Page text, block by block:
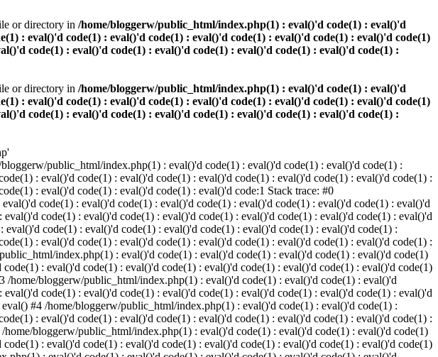
or directory in /home/bloggerw/public_html/index.php(1) : eval()'d code(1) : eval()'d
: eval()'d code(1) : eval()'d code(1) : eval()'d code(1) : eval()'d code(1) : eval()'d code(1)
code(1) : eval()'d code(1) : eval()'d code(1) : eval()'d code(1) : eval()'d code(1) :
or directory in /home/bloggerw/public_html/index.php(1) : eval()'d code(1) : eval()'d
: eval()'d code(1) : eval()'d code(1) : eval()'d code(1) : eval()'d code(1) : eval()'d code(1)
code(1) : eval()'d code(1) : eval()'d code(1) : eval()'d code(1) : eval()'d code(1) :
public_html/index.php(1) : eval()'d code(1) : eval()'d code(1) : eval()'d code(1) :
: eval()'d code(1) : eval()'d code(1) : eval()'d code(1) : eval()'d code(1) : eval()'d code(1) :
: eval()'d code(1) : eval()'d code(1) : eval()'d code:1 Stack trace: #0
code(1) : eval()'d code(1) : eval()'d code(1) : eval()'d code(1) : eval()'d code(1) : eval()'d
code(1) : eval()'d code(1) : eval()'d code(1) : eval()'d code(1) : eval()'d code(1) : eval()'d
code(1) : eval()'d code(1) : eval()'d code(1) : eval()'d code(1) : eval()'d code(1) :
: eval()'d code(1) : eval()'d code(1) : eval()'d code(1) : eval()'d code(1) : eval()'d code(1) :
index.php(1) : eval()'d code(1) : eval()'d code(1) : eval()'d code(1) : eval()'d code(1)
: eval()'d code(1) : eval()'d code(1) : eval()'d code(1) : eval()'d code(1) : eval()'d code(1)
home/bloggerw/public_html/index.php(1) : eval()'d code(1) : eval()'d code(1) : eval()'d
code(1) : eval()'d code(1) : eval()'d code(1) : eval()'d code(1) : eval()'d code(1) : eval()'d
#4 /home/bloggerw/public_html/index.php(1) : eval()'d code(1) : eval()'d code(1) :
: eval()'d code(1) : eval()'d code(1) : eval()'d code(1) : eval()'d code(1) : eval()'d code(1) :
bloggerw/public_html/index.php(1) : eval()'d code(1) : eval()'d code(1) : eval()'d code(1)
: eval()'d code(1) : eval()'d code(1) : eval()'d code(1) : eval()'d code(1) : eval()'d code(1)